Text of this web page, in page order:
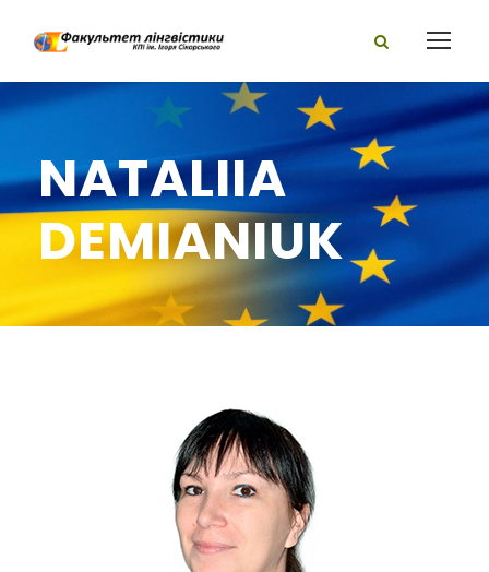
NATALIIA
DEMIANIUK